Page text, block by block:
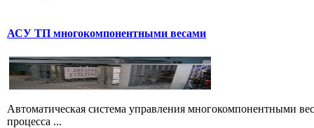
АСУ ТП многокомпонентными весами
Автоматическая система управления многокомпонентными
процесса ...